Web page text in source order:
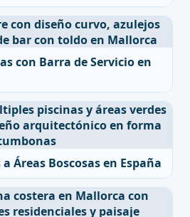
con Barra de Servicio en
Áreas Boscosas en España